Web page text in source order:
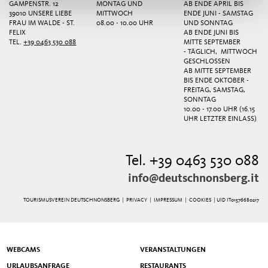
GAMPENSTR. 12
39010 UNSERE LIEBE
FRAU IM WALDE - ST.
FELIX
TEL.+39 0463 530 088
MONTAG UND
MITTWOCH
08.00 - 10.00 UHR
AB ENDE APRIL BIS
ENDE JUNI - SAMSTAG
UND SONNTAG
AB ENDE JUNI BIS
MITTE SEPTEMBER
- TÄGLICH, MITTWOCH
GESCHLOSSEN
AB MITTE SEPTEMBER
BIS ENDE OKTOBER -
FREITAG, SAMSTAG,
SONNTAG
10.00 - 17.00 UHR (16.15
UHR LETZTER EINLASS)
Tel. +39 0463 530 088
info@deutschnonsberg.it
TOURISMUSVEREIN DEUTSCHNONSBERG | PRIVACY| IMPRESSUM COOKIES | UID IT01576680217
WEBCAMS VERANSTALTUNGEN
URLAUBSANFRAGE RESTAURANTS